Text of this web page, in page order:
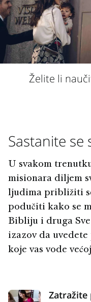
Želite li
Sastanite se
U svakom
misionara diljem
ljudima približiti
podučiti kako se
Bibliju i druga
izazov da
koje vas vode
Zatražite